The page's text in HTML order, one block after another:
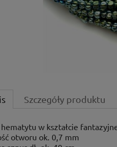
Szczegóły produktu
w kształcie
otworu ok. 0,7 mm